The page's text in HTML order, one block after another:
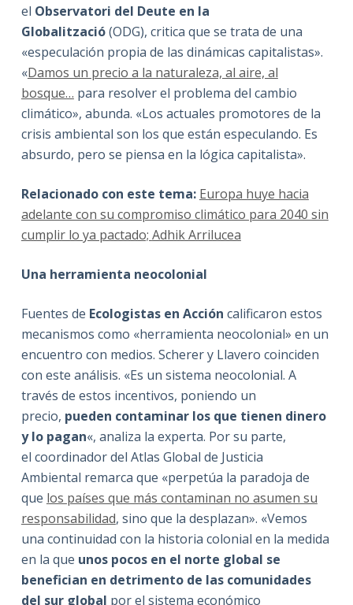
el Observatori del Deute en la
Globalització(ODG), critica que se trata de una
«especulación propia de las dinámicas capitalistas».
«Damos un precio a la naturaleza, al aire, al
bosque… para resolver el problema del cambio
climático», abunda. «Los actuales promotores de la
crisis ambiental son los que están especulando. Es
absurdo, pero se piensa en la lógica capitalista».
Relacionado con este tema: Europa huye hacia
adelante con su compromiso climático para 2040 sin
cumplir lo ya pactado; Adhik Arrilucea
Una herramienta neocolonial
Fuentes de Ecologistas en Acción calificaron estos
mecanismos como «herramienta neocolonial» en un
encuentro con medios. Scherer y Llavero coinciden
con este análisis. «Es un sistema neocolonial. A
través de estos incentivos, poniendo un
precio, pueden contaminar los que tienen dinero
y lo pagan«, analiza la experta. Por su parte,
el coordinador del Atlas Global de Justicia
Ambiental remarca que «perpetúa la paradoja de
que los países que más contaminan no asumen su
responsabilidad, sino que la desplazan». «Vemos
una continuidad con la historia colonial en la medida
en la que unos pocos en el norte global se
benefician en detrimento de las comunidades
del sur global por el sistema económico